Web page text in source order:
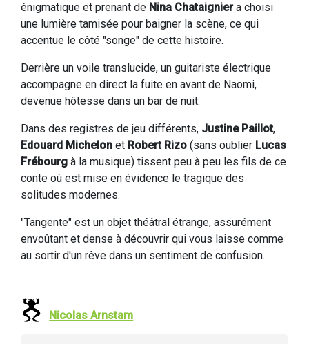
énigmatique et prenant de Nina Chataigniera choisi
une lumière tamisée pour baigner la scène, ce qui
accentue le côté "songe" de cette histoire.
Derrière un voile translucide, un guitariste électrique
accompagne en direct la fuite en avant de Naomi,
devenue hôtesse dans un bar de nuit.
Dans des registres de jeu différents, Justine Paillot,
Edouard Michelon et Robert Rizo (sans oublier Lucas
Frébourg à la musique) tissent peu à peu les fils de ce
conte où est mise en évidence le tragique des
solitudes modernes.
"Tangente" est un objet théâtral étrange, assurément
envoûtant et dense à découvrir qui vous laisse comme
au sortir d'un rêve dans un sentiment de confusion.
Nicolas Arnstam